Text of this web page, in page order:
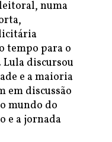
numa
tempo para o
discursou
e a maioria
em discussão
mundo do
e a jornada